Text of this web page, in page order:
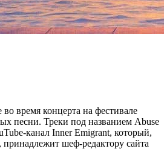
для печати
время концерта на фестивале
песни. Треки под названием Abuse
канал Inner Emigrant, который,
, принадлежит шеф-редактору сайта